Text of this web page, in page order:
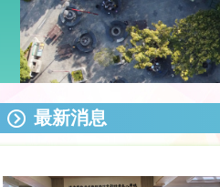
最新消息